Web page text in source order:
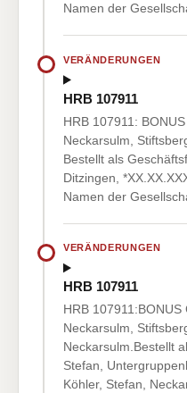
Namen der
VERÄNDERUNGEN
HRB 107911
HRB 107911:
Neckarsulm,
Bestellt als
Ditzingen,
Namen der
VERÄNDERUNGEN
HRB 107911
HRB
Neckarsulm,
Neckarsulm.Bestellt
Stefan,
Köhler, Stefan,